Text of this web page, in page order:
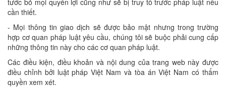
tước bỏ mọi quyền lợi cũng như sẽ bị truy tố trước pháp luật nếu
cần thiết.
- Mọi thông tin giao dịch sẽ được bảo mật nhưng trong trường
hợp cơ quan pháp luật yêu cầu, chúng tôi sẽ buộc phải cung cấp
những thông tin này cho các cơ quan pháp luật.
Các điều kiện, điều khoản và nội dung của trang web này được
điều chỉnh bởi luật pháp Việt Nam và tòa án Việt Nam có thẩm
quyền xem xét.